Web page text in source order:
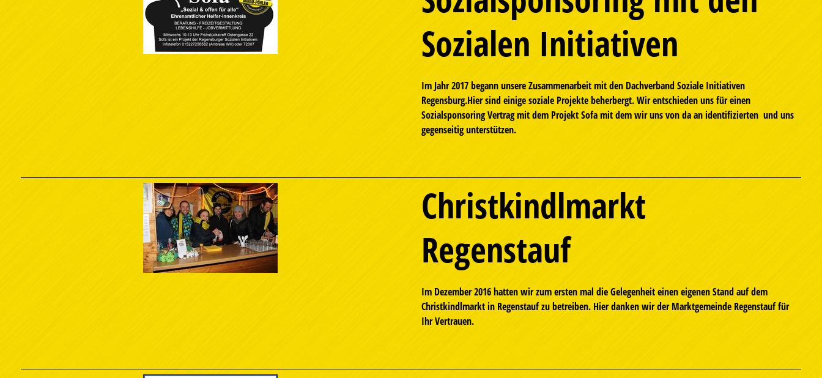
Sozialen Initiativen
Im Jahr 2017 begann unsere Zusammenarbeit mit den Dachverband Soziale Initiativen
Regensburg.Hier sind einige soziale Projekte beherbergt. Wir entschieden uns für einen
Sozialsponsoring Vertrag mit dem Projekt Sofa mit dem wir uns von da an identifizierten und uns
gegenseitig unterstützen.
Christkindlmarkt
Regenstauf
Im Dezember 2016 hatten wir zum ersten mal die Gelegenheit einen eigenen Stand auf dem
Christkindlmarkt in Regenstauf zu betreiben. Hier danken wir der Marktgemeinde Regenstauf für
Ihr Vertrauen.